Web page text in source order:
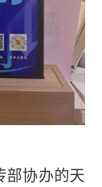
部协办的天